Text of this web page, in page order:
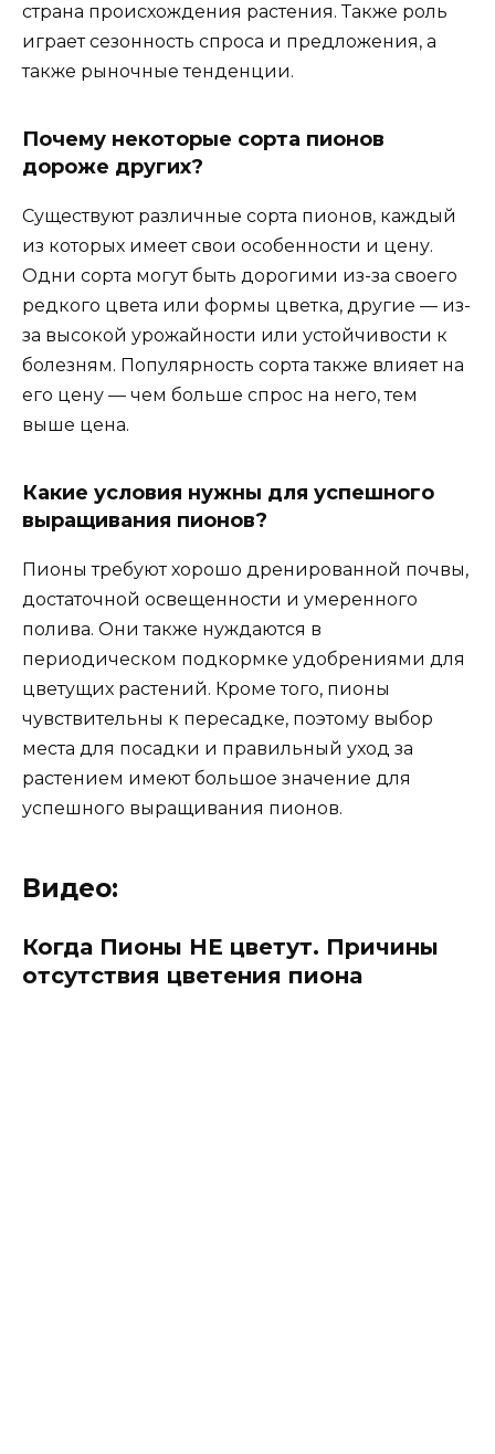
страна происхождения растения. Также роль
играет сезонность спроса и предложения, а
также рыночные тенденции.
Почему некоторые сорта пионов
дороже других?
Существуют различные сорта пионов, каждый
из которых имеет свои особенности и цену.
Одни сорта могут быть дорогими из-за своего
редкого цвета или формы цветка, другие — из-
за высокой урожайности или устойчивости к
болезням. Популярность сорта также влияет на
его цену — чем больше спрос на него, тем
выше цена.
Какие условия нужны для успешного
выращивания пионов?
Пионы требуют хорошо дренированной почвы,
достаточной освещенности и умеренного
полива. Они также нуждаются в
периодическом подкормке удобрениями для
цветущих растений. Кроме того, пионы
чувствительны к пересадке, поэтому выбор
места для посадки и правильный уход за
растением имеют большое значение для
успешного выращивания пионов.
Видео:
Когда Пионы НЕ цветут. Причины
отсутствия цветения пиона